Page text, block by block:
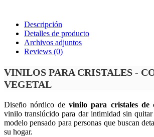
Descripción
Detalles de producto
Archivos adjuntos
Reviews (0)
VINILOS PARA CRISTALES -
VEGETAL
Diseño nórdico devinilo para cristales de
vinilo translúcido para dar intimidad sin
modelo pensado para personas que buscan
su hogar.